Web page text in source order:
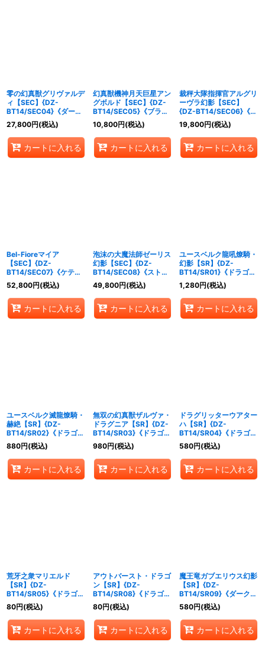
零の幻真獣グリヴァルデ
ィ【SEC】{DZ-
BT14/SEC04}《ダーク
ステイツ》
27,800円(税込)
カートに入れる
幻真獣機神月天巨星アン
グボルド【SEC】{DZ-
BT14/SEC05}《ブラン
トゲート》
10,800円(税込)
カートに入れる
裁秤大隊指揮官アルグリ
ーヴラ幻影【SEC】
{DZ-BT14/SEC06}《ブ
ラントゲート》
19,800円(税込)
カートに入れる
Bel-Fioreマイア
【SEC】{DZ-
BT14/SEC07}《ケテル
サンクチュアリ》
52,800円(税込)
カートに入れる
泡沫の大魔法師ゼーリス
幻影【SEC】{DZ-
BT14/SEC08}《ストイ
ケイア》
49,800円(税込)
カートに入れる
ユースベルク龍吼燎騎・
幻影【SR】{DZ-
BT14/SR01}《ドラゴン
エンパイア》
1,280円(税込)
カートに入れる
ユースベルク滅龍燎騎・
赫絶【SR】{DZ-
BT14/SR02}《ドラゴン
エンパイア》
880円(税込)
カートに入れる
無双の幻真獣ザルヴァ・
ドラグニア【SR】{DZ-
BT14/SR03}《ドラゴン
エンパイア》
980円(税込)
カートに入れる
ドラグリッターウアター
ハ【SR】{DZ-
BT14/SR04}《ドラゴン
エンパイア》
580円(税込)
カートに入れる
荒牙之衆マリエルド
【SR】{DZ-
BT14/SR05}《ドラゴン
エンパイア》
80円(税込)
カートに入れる
アウトバースト・ドラゴ
ン【SR】{DZ-
BT14/SR08}《ドラゴン
エンパイア》
80円(税込)
カートに入れる
魔王竜ガブエリウス幻影
【SR】{DZ-
BT14/SR09}《ダークス
テイツ》
580円(税込)
カートに入れる